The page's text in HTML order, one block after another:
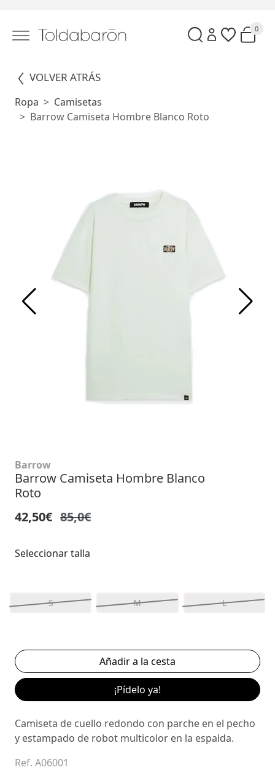
0
VOLVER ATRÁS
Ropa
Camisetas
Barrow Camiseta Hombre Blanco Roto
Barrow
Barrow Camiseta Hombre Blanco
Roto
42,50€ 85,0€
Seleccionar talla
S M L
¡Pídelo ya!
Camiseta de cuello redondo con parche en el pecho
y estampado de robot multicolor en la espalda.
Ref. A06001